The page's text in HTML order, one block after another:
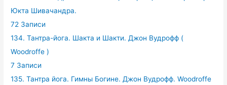
Юкта Шивачандра.
72 Записи
134. Тантра-йога. Шакта и Шакти. Джон Вудрофф (
Woodroffe )
7 Записи
135. Тантра йога. Гимны Богине. Джон Вудрофф. Woodroffe